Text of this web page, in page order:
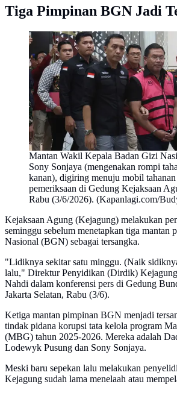
Tiga Pimpinan BGN Jadi
Mantan Wakil Kepala Badan Gizi
Sony Sonjaya (mengenakan rompi
kanan), digiring menuju mobil
pemeriksaan di Gedung Kejaksaan
Rabu (3/6/2026). (Kapanlagi.com/
Kejaksaan Agung (Kejagung) melakukan
seminggu sebelum menetapkan tiga mantan
Nasional (BGN) sebagai tersangka.
"Lidiknya sekitar satu minggu. (Naik
lalu," Direktur Penyidikan (Dirdik)
Nahdi dalam konferensi pers di Gedung
Jakarta Selatan, Rabu (3/6).
Ketiga mantan pimpinan BGN menjadi
tindak pidana korupsi tata kelola program
(MBG) tahun 2025-2026. Mereka adalah
Lodewyk Pusung dan Sony Sonjaya.
Meski baru sepekan lalu melakukan
Kejagung sudah lama menelaah atau